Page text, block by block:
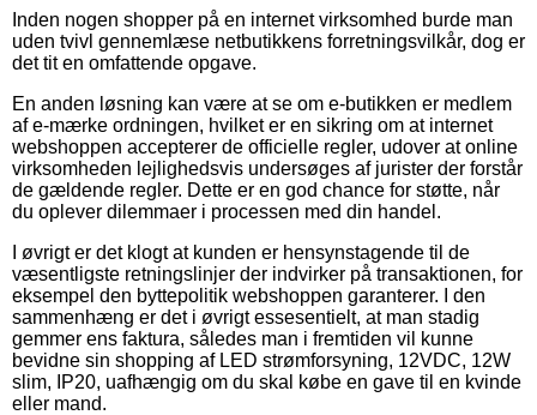
Inden nogen shopper på en internet virksomhed burde man
uden tvivl gennemlæse netbutikkens forretningsvilkår, dog er
det tit en omfattende opgave.
En anden løsning kan være at se om e-butikken er medlem
af e-mærke ordningen, hvilket er en sikring om at internet
webshoppen accepterer de officielle regler, udover at online
virksomheden lejlighedsvis undersøges af jurister der forstår
de gældende regler. Dette er en god chance for støtte, når
du oplever dilemmaer i processen med din handel.
I øvrigt er det klogt at kunden er hensynstagende til de
væsentligste retningslinjer der indvirker på transaktionen, for
eksempel den byttepolitik webshoppen garanterer. I den
sammenhæng er det i øvrigt essesentielt, at man stadig
gemmer ens faktura, således man i fremtiden vil kunne
bevidne sin shopping af LED strømforsyning, 12VDC, 12W
slim, IP20, uafhængig om du skal købe en gave til en kvinde
eller mand.